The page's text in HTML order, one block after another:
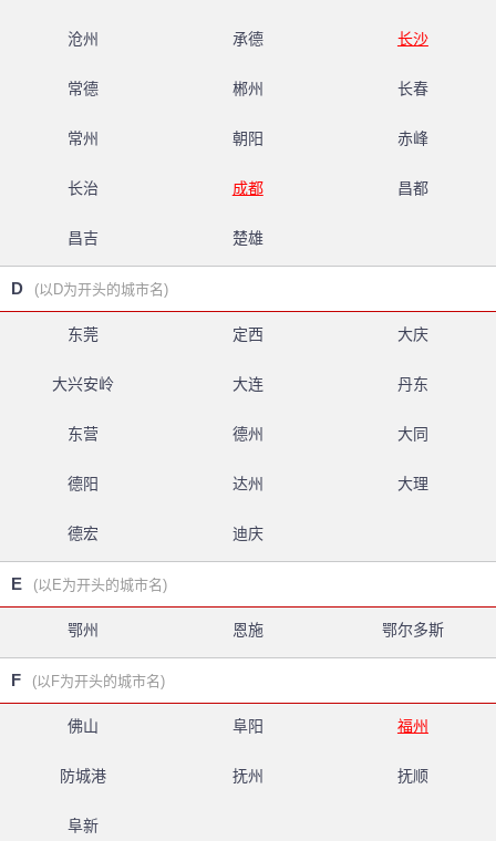
沧州 承德 长沙
常德 郴州 长春
常州 朝阳 赤峰
长治 成都 昌都
昌吉 楚雄
D (以D为开头的城市名)
东莞 定西 大庆
大兴安岭 大连 丹东
东营 德州 大同
德阳 达州 大理
德宏 迪庆
E (以E为开头的城市名)
鄂州 恩施 鄂尔多斯
F (以F为开头的城市名)
佛山 阜阳 福州
防城港 抚州 抚顺
阜新